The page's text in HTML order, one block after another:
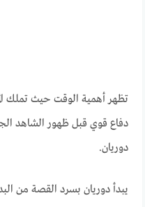
تظهر أهمية الوقت حيث تملك
دفاع قوي قبل ظهور الشاهد
دوريان.
يبدأ دوريان بسرد القصة من